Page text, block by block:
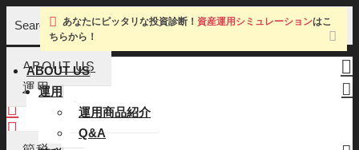
Search
ABOUT US
運用
運用商品紹介
Q&A
あなたにピッタリな投資診断！資産運用シミュレーションはこ
ちらから！
ABOUT US
運用
運用商品紹介
Q&A